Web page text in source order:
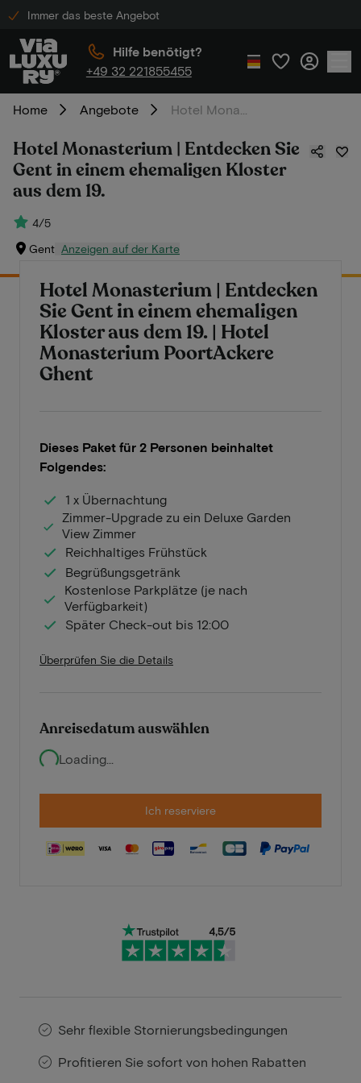
Immer das beste Angebot
Hilfe benötigt?
+49 32 221855455
Home Angebote
Hotel Monasterium | Entdecken Sie
Gent in einem ehemaligen Kloster
aus dem 19.
4/5
Gent Anzeigen auf der Karte
Hotel Monasterium | Entdecken
Sie Gent in einem ehemaligen
Kloster aus dem 19. | Hotel
Monasterium PoortAckere
Ghent
Dieses Paket für 2 Personen beinhaltet
Folgendes:
1 x Übernachtung
Zimmer-Upgrade zu ein Deluxe Garden
View Zimmer
Reichhaltiges Frühstück
Begrüßungsgetränk
Kostenlose Parkplätze (je nach
Verfügbarkeit)
Später Check-out bis 12:00
Überprüfen Sie die Details
Anreisedatum auswählen
Loading...
Ich reserviere
Sehr flexible Stornierungsbedingungen
Profitieren Sie sofort von hohen Rabatten